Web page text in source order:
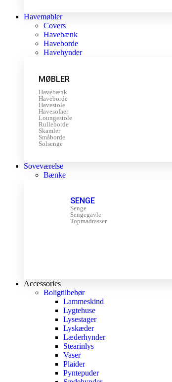
Havemøbler
Covers
Havebænk
Haveborde
Havehynder
MØBLER
Havebænk
Haveborde
Havestole
Havesofaer
Loungestole
Rulleborde
Skamler
Småborde
Solsenge
Soveværelse
Bænke
SENGE
Senge
Sengegavle
Topmadrasser
Accessories
Boligtilbehør
Lammeskind
Lygtehuse
Lysestager
Lyskæder
Læderhynder
Stearinlys
Vaser
Plaider
Pyntepuder